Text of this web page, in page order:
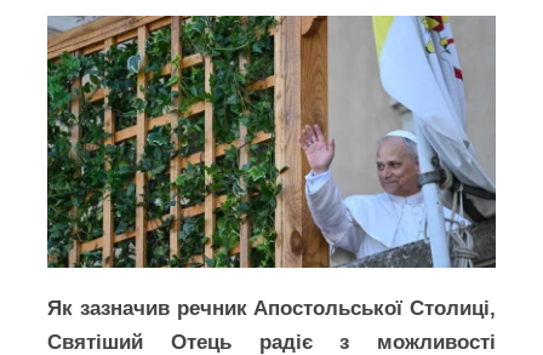
Як зазначив речник Апостольської Столиці,
Святіший Отець радіє з можливості